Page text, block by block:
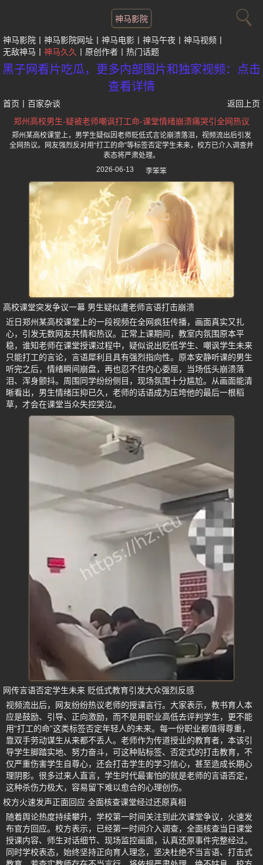
神马影院
神马影院 神马影院网址 神马电影 神马午夜
神马视频
无敌神马
神马久久 原创作者 热门话题
黑子网看片吃瓜，更多内部图片和独家视频：点击
查看详情
首页 百家杂谈
返回上页
郑州高校男生-疑被老师嘲讽打工命-课堂情绪崩溃痛哭引全网热议
郑州某高校课堂上，男学生疑似因老师贬低式言论崩溃落泪，视频流出后引发
全网热议。网友强烈反对用“打工的命”等标签否定学生未来，校方已介入调查并
表态将严肃处理。
2026-06-13
李笨笨
高校课堂突发争议一幕 男生疑似遭老师言语打击崩溃
近日郑州某高校课堂上的一段视频在全网疯狂传播，画面真实又扎
心，引发无数网友共情和热议。正常上课期间，教室内氛围原本平
稳，谁知老师在课堂授课过程中，疑似说出贬低学生、嘲讽学生未来
只能打工的言论，言语犀利且具有强烈指向性。原本安静听课的男生
听完之后，情绪瞬间崩盘，再也忍不住内心委屈，当场低头崩溃落
泪、浑身颤抖。周围同学纷纷侧目，现场氛围十分尴尬。从画面能清
晰看出，男生情绪压抑已久，老师的话语成为压垮他的最后一根稻
草，才会在课堂当众失控哭泣。
网传言语否定学生未来 贬低式教育引发大众强烈反感
视频流出后，网友纷纷热议老师的授课言行。大家表示，教书育人本
应是鼓励、引导、正向激励，而不是用职业高低去评判学生，更不能
用“打工的命”这类标签否定年轻人的未来。每一份职业都值得尊重，
靠双手劳动谋生从来都不丢人。老师作为传道授业的教育者，本该引
导学生脚踏实地、努力奋斗，可这种贴标签、否定式的打击教育，不
仅严重伤害学生自尊心，还会打击学生的学习信心，甚至造成长期心
理阴影。很多过来人直言，学生时代最害怕的就是老师的言语否定，
这种杀伤力极大，容易留下难以愈合的心理创伤。
校方火速发声正面回应 全面核查课堂经过还原真相
随着舆论热度持续攀升，学校第一时间关注到此次课堂争议，火速发
布官方回应。校方表示，已经第一时间介入调查，全面核查当日课堂
授课内容、师生对话细节、现场监控画面，认真还原事件完整经过。
同时学校表态，始终坚持正向育人理念，坚决杜绝不当言语、打击式